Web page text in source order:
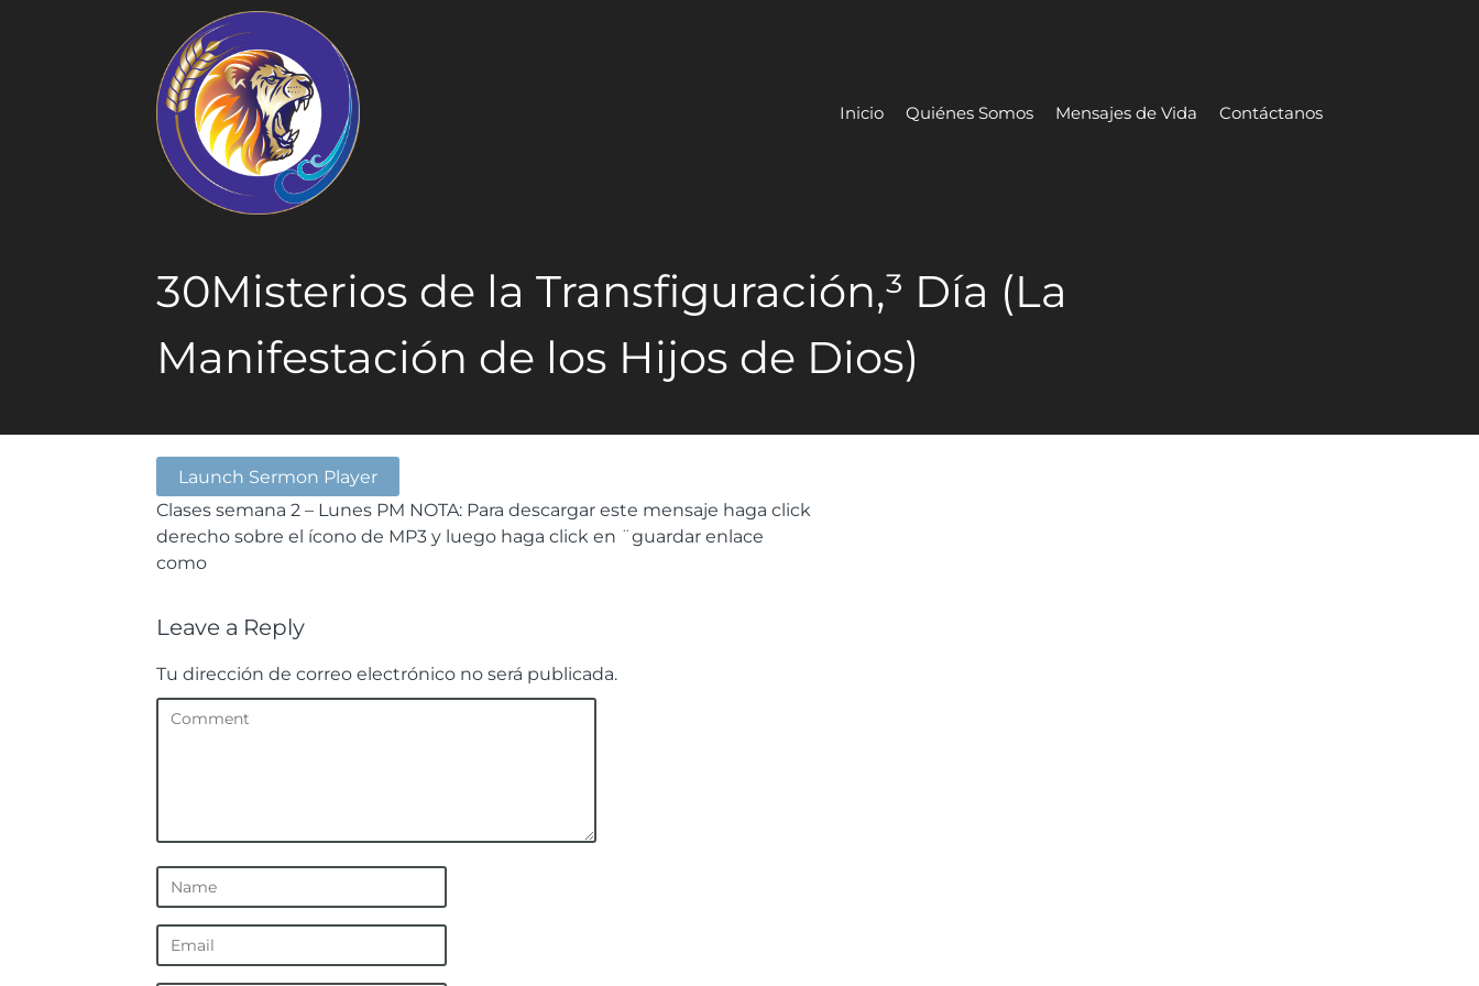
Inicio Quiénes Somos Mensajes de Vida Contáctanos
30Misterios de la Transfiguración,³ Día (La
Manifestación de los Hijos de Dios)
Launch Sermon Player
Clases semana 2 – Lunes PM NOTA: Para descargar este mensaje haga click
derecho sobre el ícono de MP3 y luego haga click en ¨guardar enlace
como
Leave a Reply
Tu dirección de correo electrónico no será publicada.